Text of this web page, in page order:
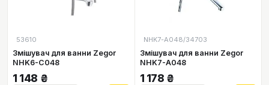
53610
Змішувач для ванни Zegor
NHK6-С048
1 148 ₴
NHK7-A048/34703
Змішувач для ванни Zegor
NHK7-A048
1 178 ₴